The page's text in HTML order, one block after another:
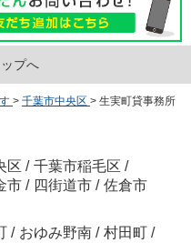
プへ
> 千葉市中央区 > 生実町貸事務所
区 / 千葉市稲毛区 /
市 / 四街道市 / 佐倉市
/ おゆみ野南 / 村田町 /